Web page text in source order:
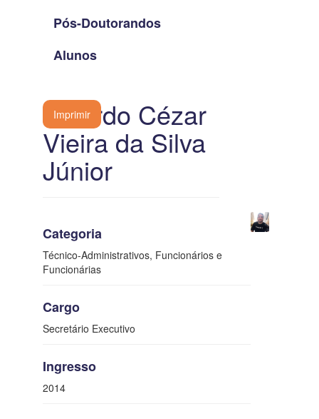
Pós-Doutorandos
Alunos
Imprimir
Ricardo Cézar
Vieira da Silva
Júnior
Categoria
Técnico-Administrativos, Funcionários e
Funcionárias
Cargo
Secretário Executivo
Ingresso
2014